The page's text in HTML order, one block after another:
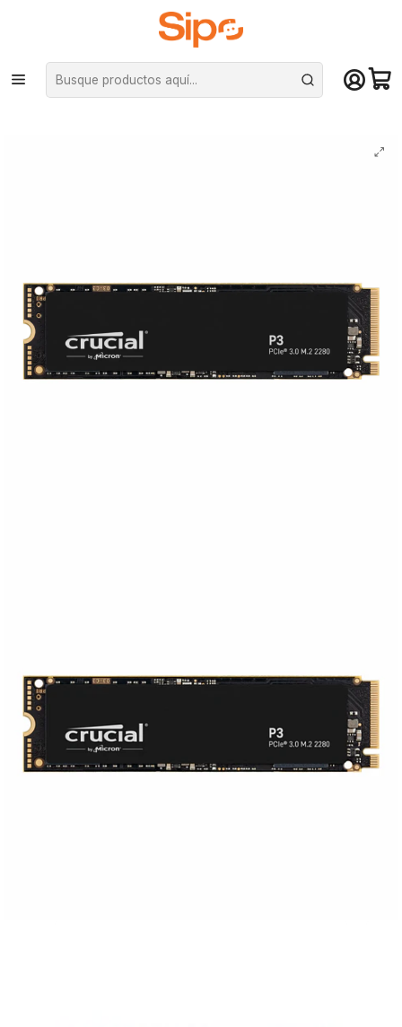
¡Compra hasta mediodía y recibe hoy! De lunes a sábado en el gran
Santiago. Envío gratis desde $29.990
Inicio Componentes PC Unidad de Estado Sólido (SSD)
M.2 PCIe NVMe
Disco Estado Sólido SSD Crucial P3 de 1TB PCIe M.2 2280 SSD